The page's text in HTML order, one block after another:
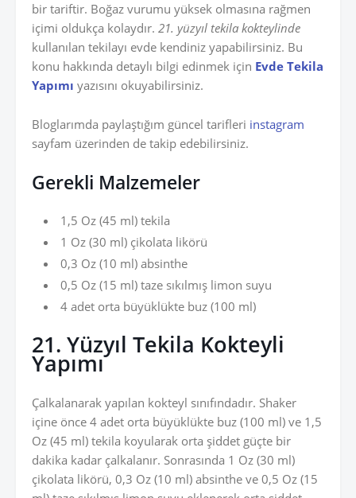
bir tariftir. Boğaz vurumu yüksek olmasına rağmen
içimi oldukça kolaydır. 21. yüzyıl tekila kokteylinde
kullanılan tekilayı evde kendiniz yapabilirsiniz. Bu
konu hakkında detaylı bilgi edinmek için Evde Tekila
Yapımı yazısını okuyabilirsiniz.
Bloglarımda paylaştığım güncel tarifleri instagram
sayfam üzerinden de takip edebilirsiniz.
Gerekli Malzemeler
1,5 Oz (45 ml) tekila
1 Oz (30 ml) çikolata likörü
0,3 Oz (10 ml) absinthe
0,5 Oz (15 ml) taze sıkılmış limon suyu
4 adet orta büyüklükte buz (100 ml)
21. Yüzyıl Tekila Kokteyli
Yapımı
Çalkalanarak yapılan kokteyl sınıfındadır. Shaker
içine önce 4 adet orta büyüklükte buz (100 ml) ve 1,5
Oz (45 ml) tekila koyularak orta şiddet güçte bir
dakika kadar çalkalanır. Sonrasında 1 Oz (30 ml)
çikolata likörü, 0,3 Oz (10 ml) absinthe ve 0,5 Oz (15